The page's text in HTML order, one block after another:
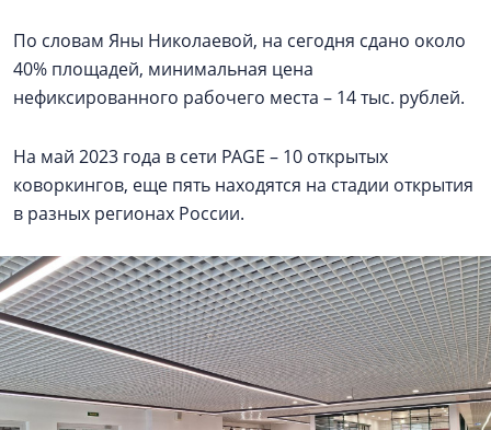
По словам Яны Николаевой, на сегодня сдано около
40% площадей, минимальная цена
нефиксированного рабочего места – 14 тыс. рублей.
На май 2023 года в сети PAGE – 10 открытых
коворкингов, еще пять находятся на стадии открытия
в разных регионах России.